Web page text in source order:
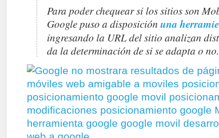
Para poder chequear si los sitios son
Google puso a disposición una
ingresando la URL del sitio analizan
da la determinación de si se adapta o no.